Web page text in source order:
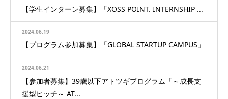
【学生インターン募集】「XOSS POINT. INTERNSHIP ...
2024.06.19
【プログラム参加募集】「GLOBAL STARTUP CAMPUS」
2024.06.21
【参加者募集】39歳以下アトツギプログラム「～成長支
援型ピッチ～ AT...